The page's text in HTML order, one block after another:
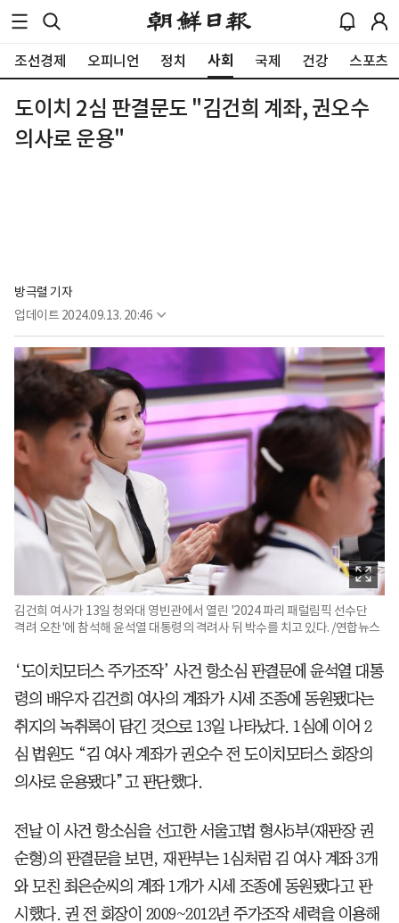
조선경제 오피니언 정치 사회 국제 건강 스포츠
도이치 2심 판결문도 "김건희 계좌, 권오수
의사로 운용"
방극렬 기자
업데이트 2024.09.13. 20:46
김건희 여사가 13일 청와대 영빈관에서 열린 '2024 파리 패럴림픽 선수단
격려 오찬'에 참석해 윤석열 대통령의 격려사 뒤 박수를 치고 있다. /연합뉴스
‘도이치모터스 주가조작’ 사건 항소심 판결문에 윤석열 대통
령의 배우자 김건희 여사의 계좌가 시세 조종에 동원됐다는
취지의 녹취록이 담긴 것으로 13일 나타났다. 1심에 이어 2
심 법원도 “김 여사 계좌가 권오수 전 도이치모터스 회장의
의사로 운용됐다”고 판단했다.
전날 이 사건 항소심을 선고한 서울고법 형사5부(재판장 권
순형)의 판결문을 보면, 재판부는 1심처럼 김 여사 계좌 3개
와 모친 최은순씨의 계좌 1개가 시세 조종에 동원됐다고 판
시했다. 권 전 회장이 2009~2012년 주가조작 세력을 이용해